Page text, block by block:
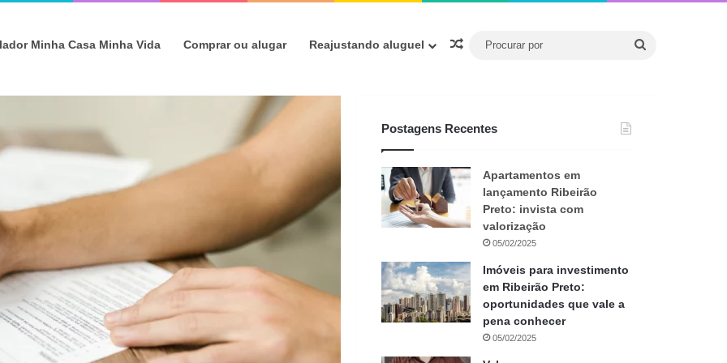
Minha Casa Minha Vida Comprar ou alugar Reajustando aluguel Artigo aleatório
Postagens Recentes
Apartamentos em
lançamento Ribeirão
Preto: invista com
valorização
05/02/2025
Imóveis para investimento
em Ribeirão Preto:
oportunidades que vale a
pena conhecer
05/02/2025